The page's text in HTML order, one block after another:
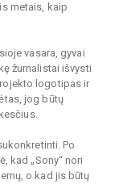
metais, kaip
vasara, gyvai
žurnalistai išvysti
logotipas ir
jog būtų
Po
kad „Sony“ nori
o kad jis būtų